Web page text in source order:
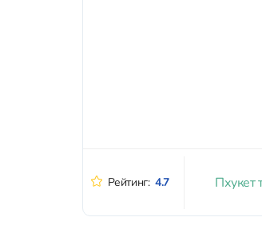
Рейтинг: 4.7 Пхукет